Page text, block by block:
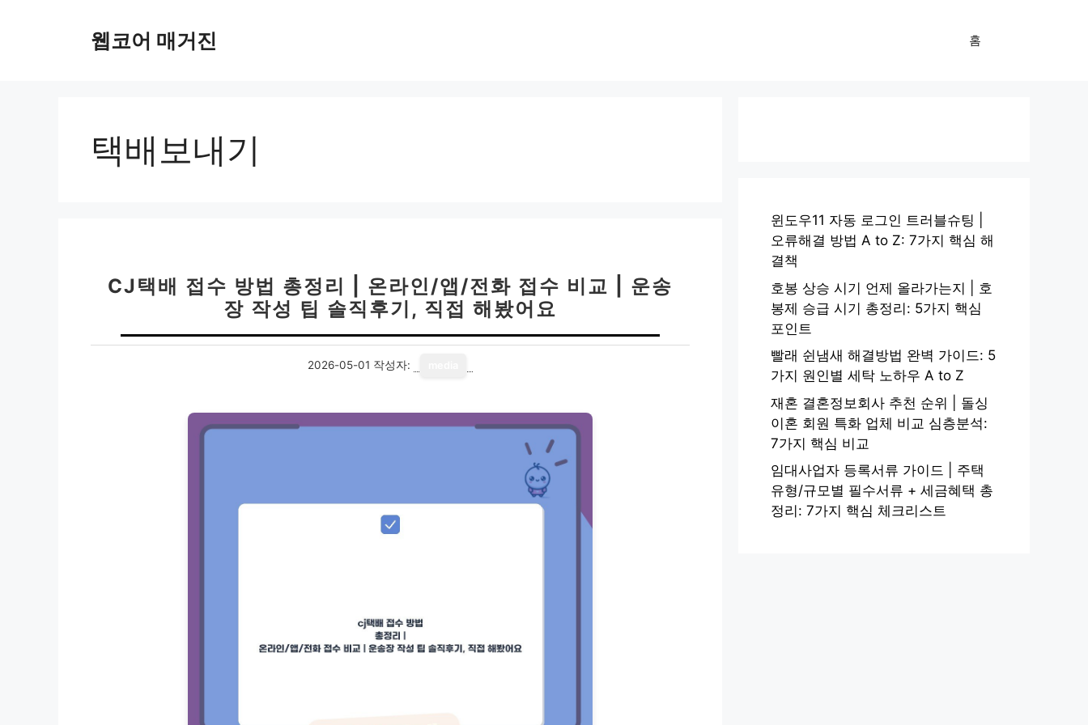
웹코어 매거진 홈
택배보내기
CJ택배 접수 방법 총정리 | 온라인/앱/전화 접수 비교 | 운송
장 작성 팁 솔직후기, 직접 해봤어요
2026-05-01 작성자:
윈도우11 자동 로그인 트러블슈팅 |
오류해결 방법 A to Z: 7가지 핵심 해
결책
호봉 상승 시기 언제 올라가는지 | 호
봉제 승급 시기 총정리: 5가지 핵심
포인트
빨래 쉰냄새 해결방법 완벽 가이드: 5
가지 원인별 세탁 노하우 A to Z
재혼 결혼정보회사 추천 순위 | 돌싱
이혼 회원 특화 업체 비교 심층분석:
7가지 핵심 비교
임대사업자 등록서류 가이드 | 주택
유형/규모별 필수서류 + 세금혜택 총
정리: 7가지 핵심 체크리스트